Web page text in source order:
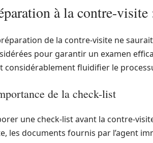
à la contre-visite
de la contre-visite ne
pour garantir un examen
considérablement fluidifier le
de la check-list
une check-list avant la contre-
les documents fournis par l’agent